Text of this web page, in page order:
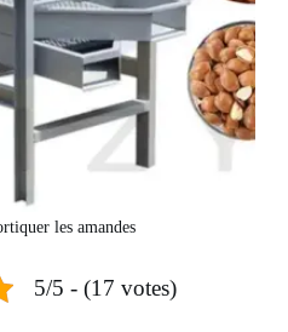
les amandes
5/5 - (17 votes)